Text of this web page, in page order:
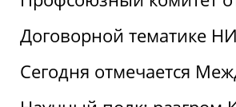
Договорной тематике
Сегодня отмечается